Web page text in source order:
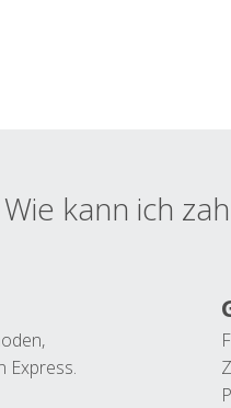
Wie kann ich
Express.